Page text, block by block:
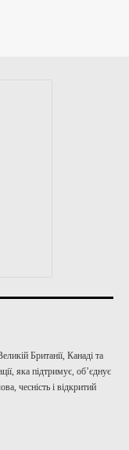
Британії, Канаді та
яка підтримує, об’єднує
чесність і відкритий